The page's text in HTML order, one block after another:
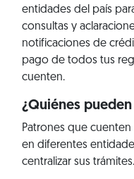
entidades del país
consultas y
notificaciones de
pago de todos tus
cuenten.
¿Quiénes
Patrones que
en diferentes
centralizar sus trámites.